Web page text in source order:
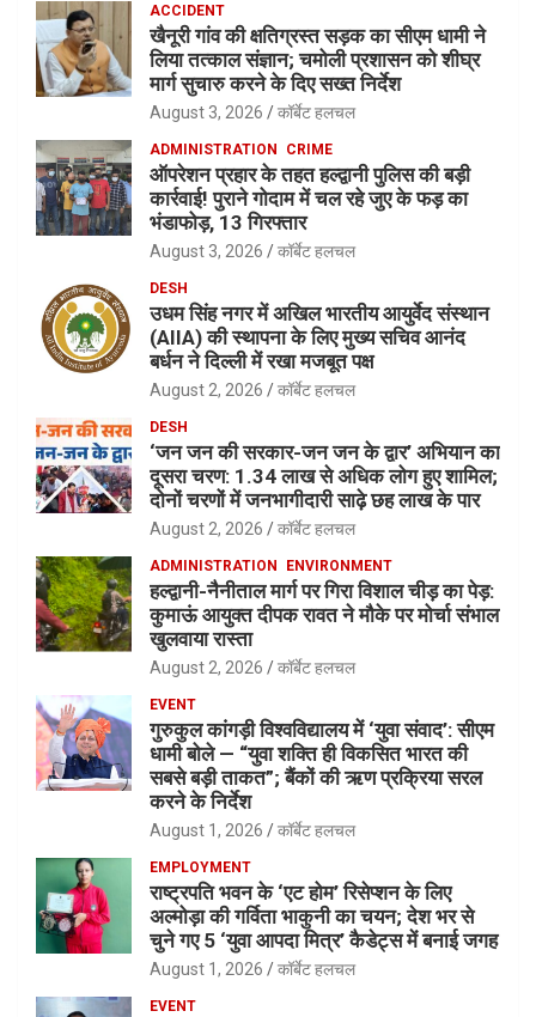
ACCIDENT
खैनूरी गांव की क्षतिग्रस्त सड़क का सीएम धामी ने
लिया तत्काल संज्ञान; चमोली प्रशासन को शीघ्र
मार्ग सुचारु करने के दिए सख्त निर्देश
August 3, 2026 कॉर्बेट हलचल
ADMINISTRATION CRIME
ऑपरेशन प्रहार के तहत हल्द्वानी पुलिस की बड़ी
कार्रवाई! पुराने गोदाम में चल रहे जुए के फड़ का
भंडाफोड़, 13 गिरफ्तार
August 3, 2026 कॉर्बेट हलचल
DESH
उधम सिंह नगर में अखिल भारतीय आयुर्वेद संस्थान
(AIIA) की स्थापना के लिए मुख्य सचिव आनंद
बर्धन ने दिल्ली में रखा मजबूत पक्ष
August 2, 2026 कॉर्बेट हलचल
DESH
‘जन जन की सरकार-जन जन के द्वार’ अभियान का
दूसरा चरण: 1.34 लाख से अधिक लोग हुए शामिल;
दोनों चरणों में जनभागीदारी साढ़े छह लाख के पार
August 2, 2026 कॉर्बेट हलचल
ADMINISTRATION ENVIRONMENT
हल्द्वानी-नैनीताल मार्ग पर गिरा विशाल चीड़ का पेड़:
कुमाऊं आयुक्त दीपक रावत ने मौके पर मोर्चा संभाल
खुलवाया रास्ता
August 2, 2026 कॉर्बेट हलचल
EVENT
गुरुकुल कांगड़ी विश्वविद्यालय में ‘युवा संवाद’: सीएम
धामी बोले — “युवा शक्ति ही विकसित भारत की
सबसे बड़ी ताकत”; बैंकों की ऋण प्रक्रिया सरल
करने के निर्देश
August 1, 2026 कॉर्बेट हलचल
EMPLOYMENT
राष्ट्रपति भवन के ‘एट होम’ रिसेप्शन के लिए
अल्मोड़ा की गर्विता भाकुनी का चयन; देश भर से
चुने गए 5 ‘युवा आपदा मित्र’ कैडेट्स में बनाई जगह
August 1, 2026 कॉर्बेट हलचल
EVENT